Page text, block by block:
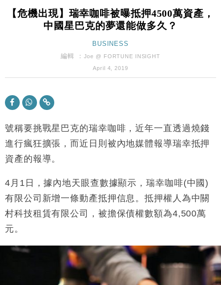
17:33
財經｜滙豐上調香港今年GDP預測至4.5% 看好貿易
及消費表現
本地｜假冒內地執法人員要求交「保證金」 43歲女子
損失近6900萬元
財經｜日經失守6.5萬點後回穩 全周仍升近2%
17:38
定新機售價
15:38
本地｜香港迪拜下月10日合辦氣候金融會議
13:49
勞工一年
12:11
中國｜強颱風「白海豚」殘渦北上 上海取消逾900班
財經｜滙豐上調香港今年GDP預測至4.5% 看好貿易
【危機出現】瑞幸咖啡被曝抵押4500萬資產，
中國星巴克的夢還能做多久？
BUSINESS
編輯 ： Joe @ FORTUNE INSIGHT
April 4, 2019
號稱要挑戰星巴克的瑞幸咖啡，近年一直透過燒錢
進行瘋狂擴張，而近日則被內地媒體報導瑞幸抵押
資產的報導。
4 月 1 日，據內地天眼查數據顯示，瑞幸咖啡(中國)
有限公司新增一條動產抵押信息。抵押權人為中關
村科技租賃有限公司，被擔保債權數額為4,500萬
元。